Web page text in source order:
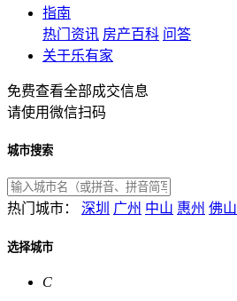
指南
热门资讯 房产百科 问答
关于乐有家
免费查看全部成交信息
请使用微信扫码
城市搜索
热门城市： 深圳 广州 中山 惠州 佛山
选择城市
C